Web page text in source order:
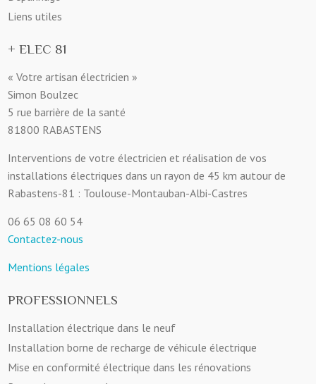
Liens utiles
+ ELEC 81
« Votre artisan électricien »
Simon Boulzec
5 rue barrière de la santé
81800 RABASTENS
Interventions de votre électricien et réalisation de vos
installations électriques dans un rayon de 45 km autour de
Rabastens-81 : Toulouse-Montauban-Albi-Castres
06 65 08 60 54
Contactez-nous
Mentions légales
PROFESSIONNELS
Installation électrique dans le neuf
Installation borne de recharge de véhicule électrique
Mise en conformité électrique dans les rénovations